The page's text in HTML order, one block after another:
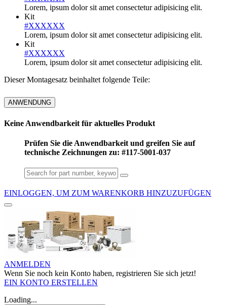
Lorem, ipsum dolor sit amet consectetur adipisicing elit.
Kit
#XXXXXX
Lorem, ipsum dolor sit amet consectetur adipisicing elit.
Kit
#XXXXXX
Lorem, ipsum dolor sit amet consectetur adipisicing elit.
Dieser Montagesatz beinhaltet folgende Teile:
ANWENDUNG
Keine Anwendbarkeit für aktuelles Produkt
Prüfen Sie die Anwendbarkeit und greifen Sie auf
technische Zeichnungen zu: #117-5001-037
EINLOGGEN, UM ZUM WARENKORB HINZUZUFÜGEN
ANMELDEN
Wenn Sie noch kein Konto haben, registrieren Sie sich jetzt!
EIN KONTO ERSTELLEN
Loading...